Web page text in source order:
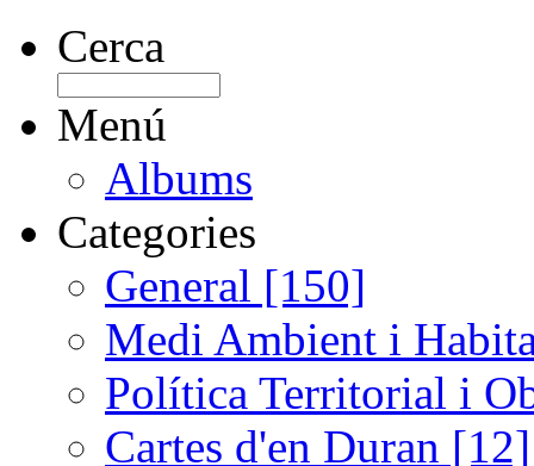
Cerca
Menú
Albums
Categories
General [150]
Medi Ambient i
Política Territorial i
Cartes d'en Duran [12]